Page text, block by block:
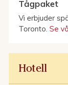
Tågpaket
Vi erbjuder
Toronto. Se
Hotell